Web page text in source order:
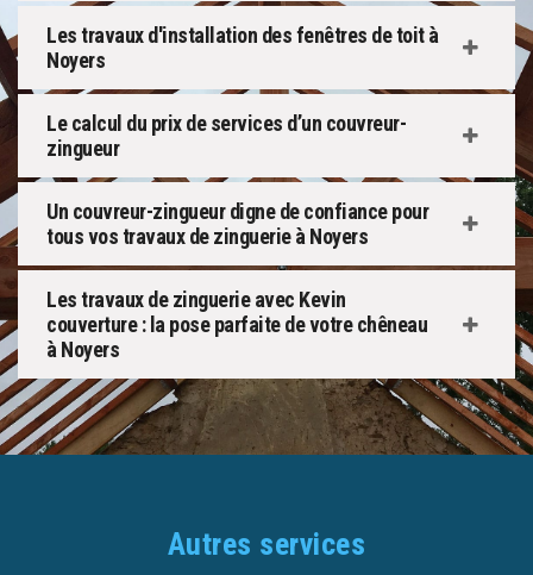
Les travaux d'installation des fenêtres de toit à
Noyers
Le calcul du prix de services d’un couvreur-
zingueur
Un couvreur-zingueur digne de confiance pour
tous vos travaux de zinguerie à Noyers
Les travaux de zinguerie avec Kevin
couverture : la pose parfaite de votre chêneau
à Noyers
Autres services